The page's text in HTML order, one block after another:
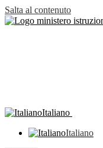
Salta al contenuto
Italiano
Italiano